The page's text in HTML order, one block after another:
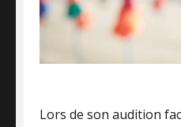
Lors de son audition